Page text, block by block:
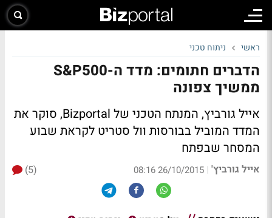
ראשי ניתוח טכני
הדברים חתומים: מדד ה-S&P500
ממשיך צפונה
אייל גורביץ, המנתח הטכני של Bizportal, סוקר את
המדד המוביל בבורסות וול סטריט לקראת שבוע
המסחר שבפתח
אייל גורביץ' |
26/10/2015 08:16
(5)